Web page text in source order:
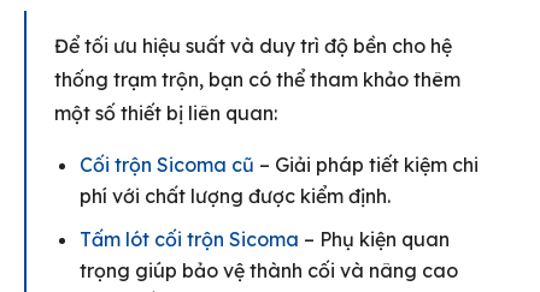
Để tối ưu hiệu suất và duy trì độ bền cho hệ
thống trạm trộn, bạn có thể tham khảo thêm
một số thiết bị liên quan:
Cối trộn Sicoma cũ – Giải pháp tiết kiệm chi
phí với chất lượng được kiểm định.
Tấm lót cối trộn Sicoma – Phụ kiện quan
trọng giúp bảo vệ thành cối và nâng cao